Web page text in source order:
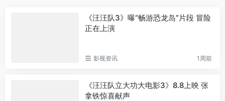
《汪汪队3》曝“畅游恐龙岛”片段 冒险
正在上演
影视资讯 1周前
《汪汪队立大功大电影3》8.8上映 张
拿铁惊喜献声